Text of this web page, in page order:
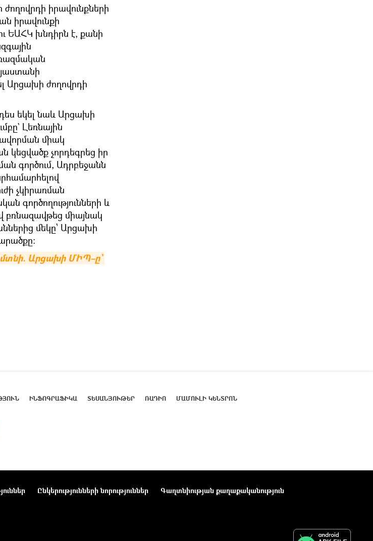
իրավունքների
իրավունքի
ԵԱՀԿ խնդիրն է, քանի
Արցախի ժողովրդի
եկել նաև Արցախի
Լեռնային
միակ
կեցվածք չորդեգրեց իր
գործում, Ադրբեջանն
չկիրառման
գործողությունների և
բռնազավթեց միայնակ
մեկը՝ Արցախի
Արցախի ՄԻՊ–ը`
ԻՆՖՈԳՐԱՖԻԿԱ ՏԵՍԱՆՅՈՒԹԵՐ ՌԱԴԻՈ ՄԱՄՈՒԼԻ ԿԵՆՏՐՈՆ
Ընկերությունների նորություններ
Գաղտնիության քաղաքականություն